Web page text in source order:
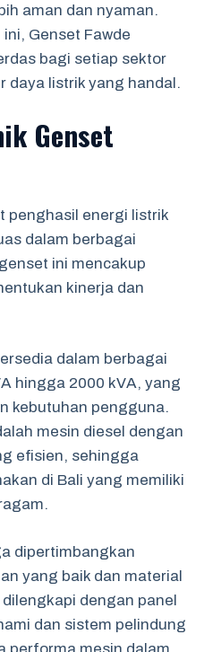
aman dan nyaman.
Genset Fawde
bagi setiap sektor
daya listrik yang handal.
Genset
penghasil energi listrik
dalam berbagai
ini mencakup
kinerja dan
dalam berbagai
hingga 2000 kVA, yang
kebutuhan pengguna.
mesin diesel dengan
efisien, sehingga
di Bali yang memiliki
dipertimbangkan
yang baik dan material
dengan panel
dan sistem pelindung
performa mesin dalam